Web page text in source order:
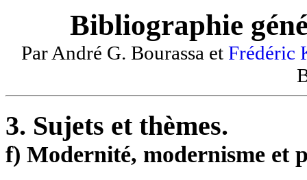
Bibliographie
Par André G. Bourassa et Frédéric
3. Sujets et thèmes.
f) Modernité, modernisme et